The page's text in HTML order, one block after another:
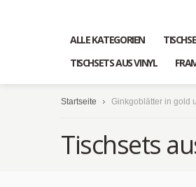
ALLE KATEGORIEN
TISCHSETS AUS VINYL
Startseite Ginkgoblätter in gold
Tischsets